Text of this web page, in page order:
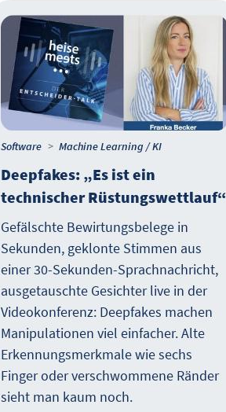
Software Machine Learning / KI
Deepfakes: „Es ist ein
technischer Rüstungswettlauf“
Gefälschte Bewirtungsbelege in
Sekunden, geklonte Stimmen aus
einer 30-Sekunden-Sprachnachricht,
ausgetauschte Gesichter live in der
Videokonferenz: Deepfakes machen
Manipulationen viel einfacher. Alte
Erkennungsmerkmale wie sechs
Finger oder verschwommene Ränder
sieht man kaum noch.